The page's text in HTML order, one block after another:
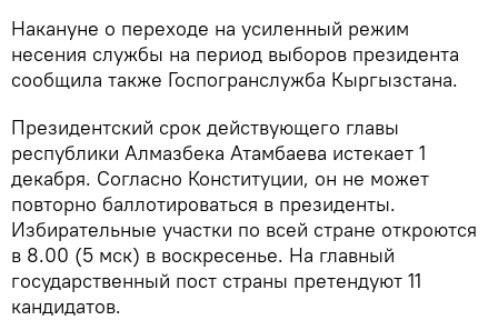
Накануне о переходе на усиленный режим
несения службы на период выборов президента
сообщила также Госпогранслужба Кыргызстана.
Президентский срок действующего главы
республики Алмазбека Атамбаева истекает 1
декабря. Согласно Конституции, он не может
повторно баллотироваться в президенты.
Избирательные участки по всей стране откроются
в 8.00 (5 мск) в воскресенье. На главный
государственный пост страны претендуют 11
кандидатов.